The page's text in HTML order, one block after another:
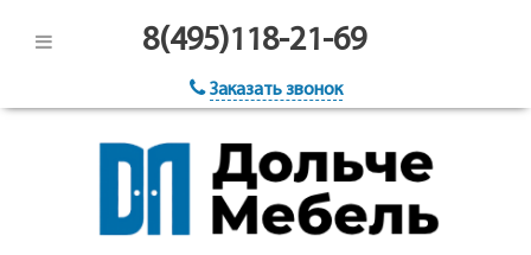
8(495)118-21-69
Заказать звонок